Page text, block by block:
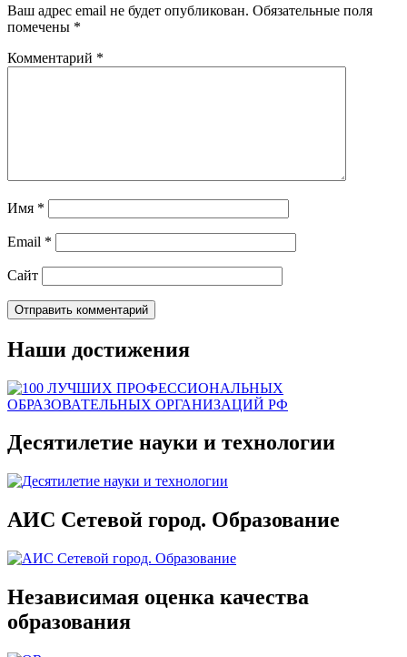
Ваш адрес email не будет опубликован. Обязательные поля
помечены *
Комментарий *
Имя *
Email *
Сайт
Наши достижения
Десятилетие науки и технологии
АИС Сетевой город. Образование
Независимая оценка качества
образования